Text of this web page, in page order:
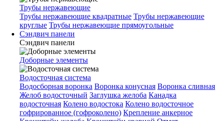
Трубы нержавеющие
Трубы нержавеющие квадратные Трубы нержавеющие
круглые Трубы нержавеющие прямоугольные
Сэндвич панели
Сэндвич панели
Доборные элементы
Водосточная система
Водосборная воронка Воронка конусная Воронка сливная
Желоб водосточный Заглушка желоба Канадка
водосточная Колено водостока Колено водосточное
гофрированное (гофроколено) Крепление анкерное